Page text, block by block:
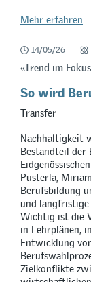
Mehr erfahren
14/05/26
«Trend im
So wird
Transfer
Nachhaltigkeit
Bestandteil der
Pusterla,
Berufsbildung
und
Wichtig ist die
in Lehrplänen,
Entwicklung
Zielkonflikte